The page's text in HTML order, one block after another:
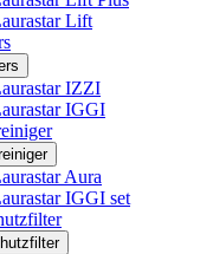
Lift
IZZI
IGGI
Aura
IGGI set